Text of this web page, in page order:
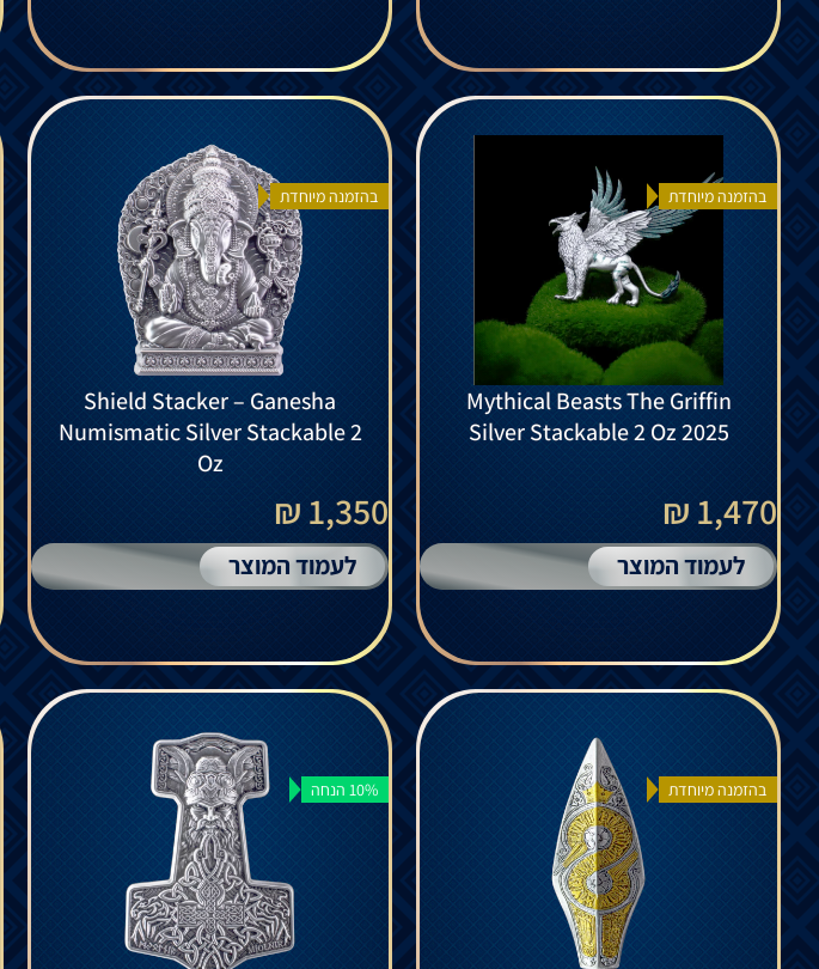
בהזמנה מיוחדת
Mythical Beasts The Griffin
Silver Stackable 2 Oz 2025
1,470 ₪
לעמוד המוצר
בהזמנה מיוחדת
Shield Stacker – Ganesha
Numismatic Silver Stackable 2
Oz
1,350 ₪
לעמוד המוצר
בהזמנה מיוחדת 10% הנחה